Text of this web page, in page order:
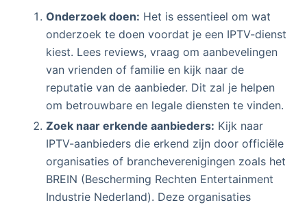
Onderzoek doen: Het is essentieel om wat
onderzoek te doen voordat je een IPTV-dienst
kiest. Lees reviews, vraag om aanbevelingen
van vrienden of familie en kijk naar de
reputatie van de aanbieder. Dit zal je helpen
om betrouwbare en legale diensten te vinden.
Zoek naar erkende aanbieders: Kijk naar
IPTV-aanbieders die erkend zijn door officiële
organisaties of brancheverenigingen zoals het
BREIN (Bescherming Rechten Entertainment
Industrie Nederland). Deze organisaties